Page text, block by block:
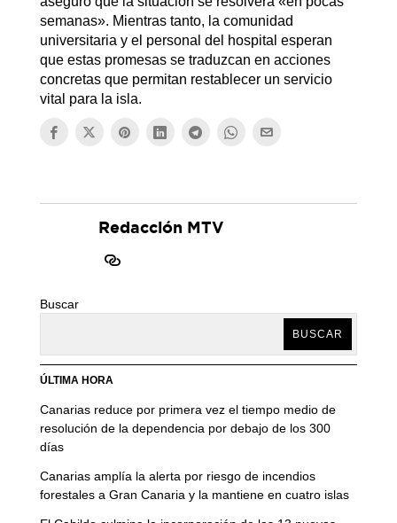
semanas». Mientras tanto, la comunidad
universitaria y el personal del hospital esperan
que estas promesas se traduzcan en acciones
concretas que permitan restablecer un servicio
vital para la isla.
Redacción MTV
Buscar
BUSCAR
ÚLTIMA HORA
Canarias reduce por primera vez el tiempo medio de
resolución de la dependencia por debajo de los 300
días
Canarias amplía la alerta por riesgo de incendios
forestales a Gran Canaria y la mantiene en cuatro islas